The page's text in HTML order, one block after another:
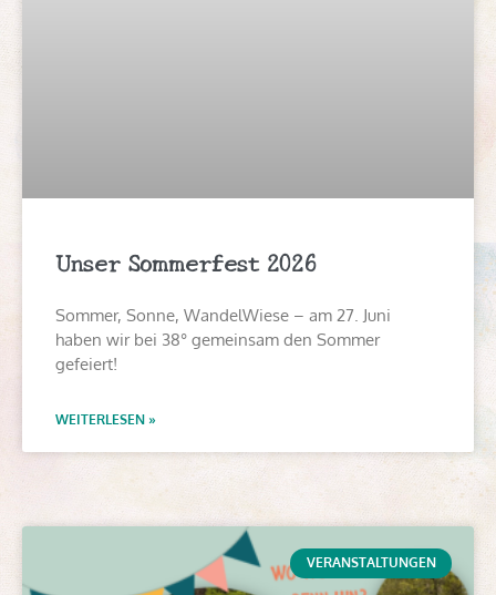
Unser Sommerfest 2026
Sommer, Sonne, WandelWiese – am 27. Juni
haben wir bei 38° gemeinsam den Sommer
gefeiert!
WEITERLESEN »
VERANSTALTUNGEN